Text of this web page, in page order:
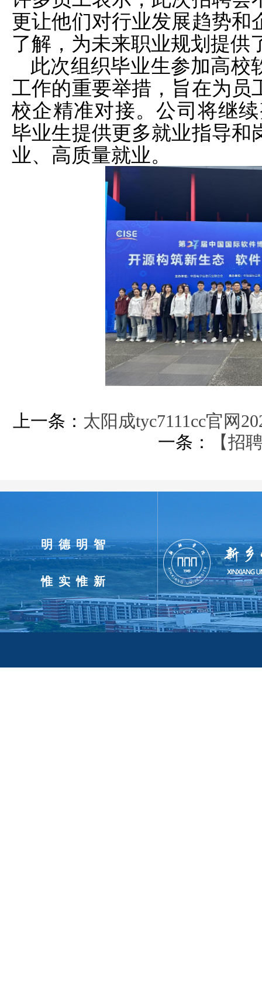
更让他们对行业发展趋势和
了解，为未来职业规划提供
此次组织毕业生参加高校
工作的重要举措，旨在为员
校企精准对接。公司将继
毕业生提供更多就业指导和
业、高质量就业。
上一条： 太阳成tyc7111cc官网
一条：
【招
明德明智
惟实惟新